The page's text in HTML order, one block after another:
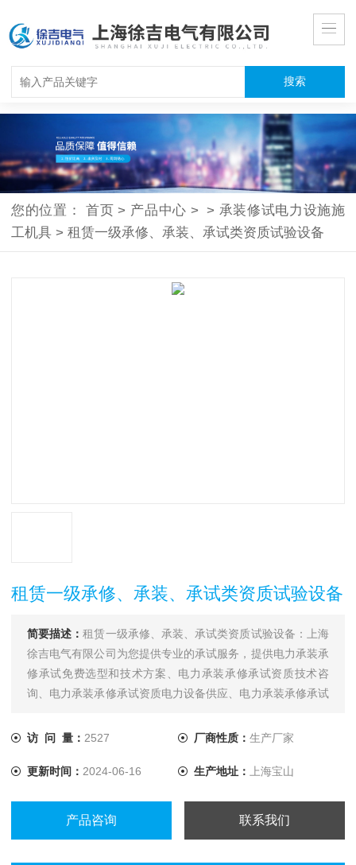
您的位置：首页 > 产品中心 > > 承装修试电力设施施
工机具 > 租赁一级承修、承装、承试类资质试验设备
租赁一级承修、承装、承试类资质试验设备
简要描述：租赁一级承修、承装、承试类资质试验设备：上海
徐吉电气有限公司为您提供专业的承试服务，提供电力承装承
修承试免费选型和技术方案、电力承装承修承试资质技术咨
询、电力承装承修承试资质电力设备供应、电力承装承修承试
等*服务。我司提供的所有承试设备，三年质保终身保修，让
访 问 量： 2527 厂商性质： 生产厂家
更新时间： 2024-06-16 生产地址： 上海宝山
产品咨询 联系我们